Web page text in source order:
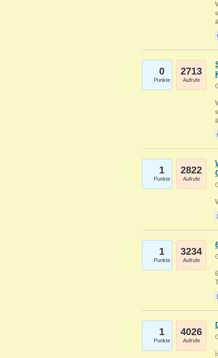
0
Punkte
2713
Aufrufe
1
Punkte
2822
Aufrufe
1
Punkte
3234
Aufrufe
1
Punkte
4026
Aufrufe